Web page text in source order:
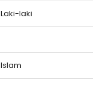
Laki-laki
Islam